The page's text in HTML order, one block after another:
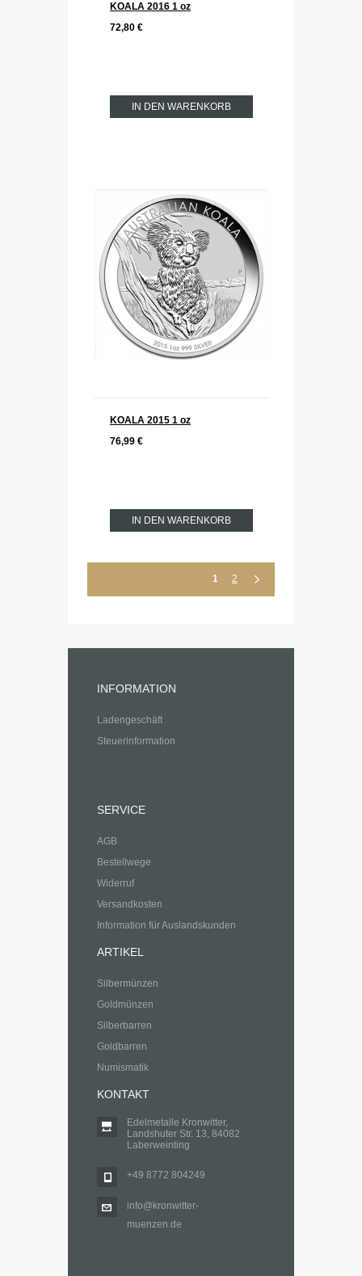
KOALA 2016 1 oz
72,80 €
IN DEN WARENKORB
KOALA 2015 1 oz
76,99 €
IN DEN WARENKORB
1 2
INFORMATION
Ladengeschäft
Steuerinformation
SERVICE
AGB
Bestellwege
Widerruf
Versandkosten
Information für Auslandskunden
ARTIKEL
Silbermünzen
Goldmünzen
Silberbarren
Goldbarren
Numismatik
KONTAKT
Edelmetalle Kronwitter,
Landshuter Str. 13, 84082
Laberweinting
+49 8772 804249
info@kronwitter-
muenzen.de